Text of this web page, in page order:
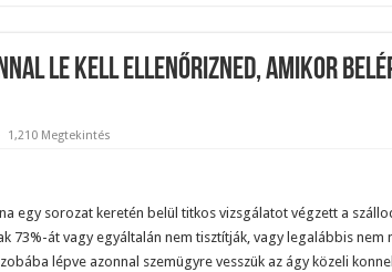
le kell ellenőrizned, amikor
1,210 Megtekintés
egy sorozat keretén belül titkos vizsgálatot végzett a
73%-át vagy egyáltalán nem tisztítják, vagy legalábbis nem
lépve azonnal szemügyre vesszük az ágy közeli